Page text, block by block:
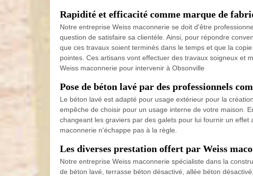
Rapidité et efficacité comme marque de
Notre entreprise Weiss maconnerie se doit d'être
question de satisfaire sa clientèle. Ainsi, pour répondre
que ces travaux soient terminés dans le temps et que la
pointes. Ces artisans vont effectuer des travaux soigneux et
Weiss maconnerie pour intervenir à Obsonville
Pose de béton lavé par des professionnels
Le béton lavé est adapté pour usage extérieur pour la
empêche de choisir pour un usage interne de votre maison.
changeant les graviers par des galets pour lui fournir un
maconnerie n'échappe pas à la règle.
Les diverses prestation offert par Weiss
Notre entreprise Weiss maconnerie spécialiste dans la
de béton lavé, terrasse béton désactivé, allée béton